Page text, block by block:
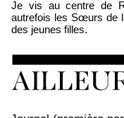
Je vis au centre de
autrefois les Sœurs de
des jeunes filles.